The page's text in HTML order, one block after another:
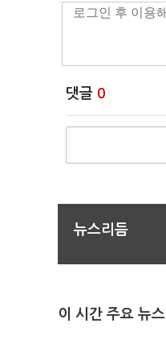
댓글 0
뉴스리듬
이 시간 주요 뉴스